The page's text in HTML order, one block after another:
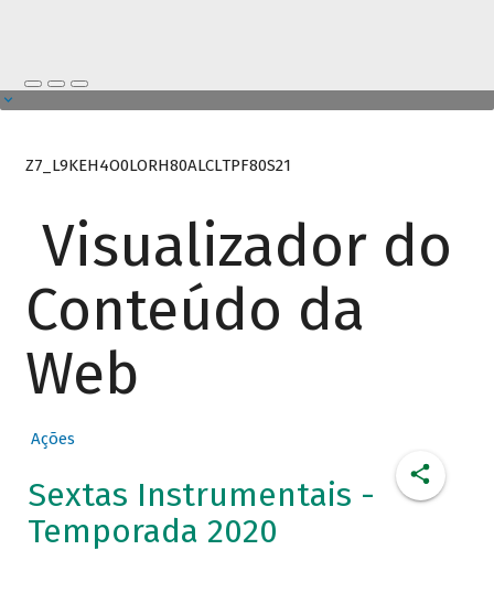
Z7_L9KEH4O0LORH80ALCLTPF80S21
Visualizador do
Conteúdo da
Web
Ações
Sextas Instrumentais -
Temporada 2020